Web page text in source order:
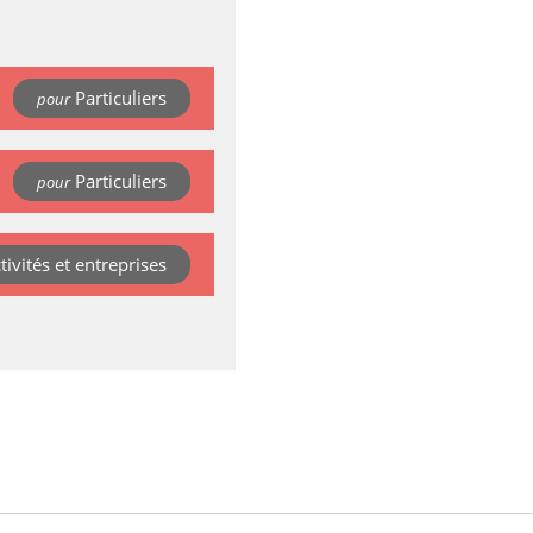
pourParticuliers
pourParticuliers
et entreprises